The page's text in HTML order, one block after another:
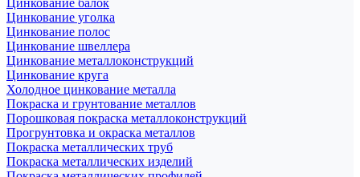
Цинкование балок
Цинкование уголка
Цинкование полос
Цинкование швеллера
Цинкование металлоконструкций
Цинкование круга
Холодное цинкование металла
Покраска и грунтование металлов
Порошковая покраска металлоконструкций
Прогрунтовка и окраска металлов
Покраска металлических труб
Покраска металлических изделий